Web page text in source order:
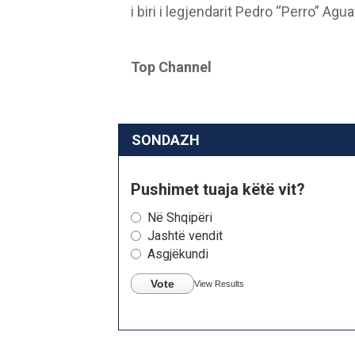
i biri i legjendarit Pedro “Perro”
Top Channel
SONDAZH
Pushimet tuaja këtë vit?
Në Shqipëri
Jashtë vendit
Asgjëkundi
Vote View Results